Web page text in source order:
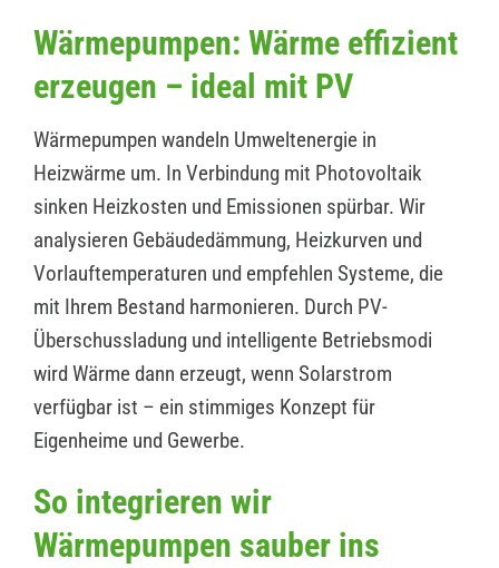
Wärmepumpen: Wärme effizient
erzeugen – ideal mit PV
Wärmepumpen wandeln Umweltenergie in
Heizwärme um. In Verbindung mit Photovoltaik
sinken Heizkosten und Emissionen spürbar. Wir
analysieren Gebäudedämmung, Heizkurven und
Vorlauftemperaturen und empfehlen Systeme, die
mit Ihrem Bestand harmonieren. Durch PV-
Überschussladung und intelligente Betriebsmodi
wird Wärme dann erzeugt, wenn Solarstrom
verfügbar ist – ein stimmiges Konzept für
Eigenheime und Gewerbe.
So integrieren wir
Wärmepumpen sauber ins